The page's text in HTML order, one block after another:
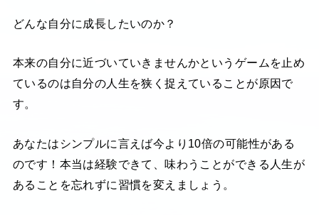
どんな自分に成長したいのか？
本来の自分に近づいていきませんかというゲームを止め
ているのは自分の人生を狭く捉えていることが原因で
す。
あなたはシンプルに言えば今より10倍の可能性がある
のです！本当は経験できて、味わうことができる人生が
あることを忘れずに習慣を変えましょう。